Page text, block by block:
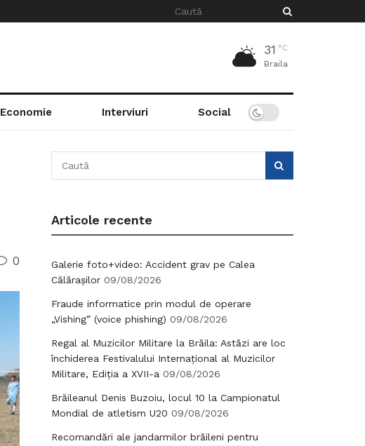
31 °C
Braila
Economie Interviuri Social
0
Articole recente
Galerie foto+video: Accident grav pe Calea
Călărașilor 09/08/2026
Fraude informatice prin modul de operare
„Vishing” (voice phishing) 09/08/2026
Regal al Muzicilor Militare la Brăila: Astăzi are loc
închiderea Festivalului Internațional al Muzicilor
Militare, Ediția a XVII-a 09/08/2026
Brăileanul Denis Buzoiu, locul 10 la Campionatul
Mondial de atletism U20 09/08/2026
Recomandări ale jandarmilor brăileni pentru